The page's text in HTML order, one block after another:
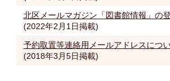
北区メールマガジン「図書館情報」の
(2022年2月1日掲載)
予約取置等連絡用メールアドレスにつ
(2018年3月5日掲載)